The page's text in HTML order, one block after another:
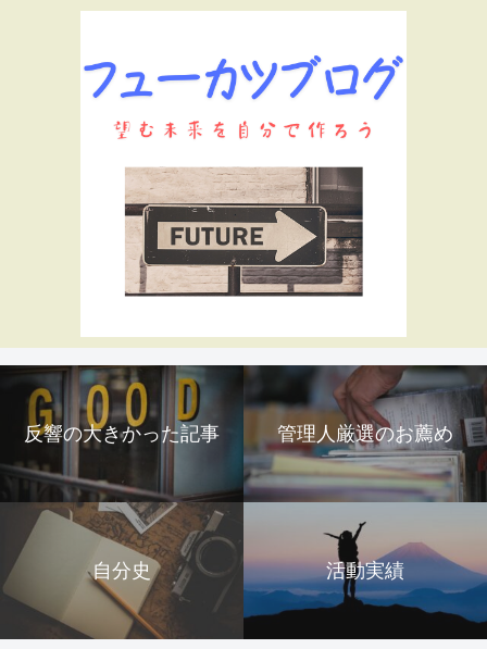
反響の大きかった記事 管理人厳選のお薦め
自分史 活動実績